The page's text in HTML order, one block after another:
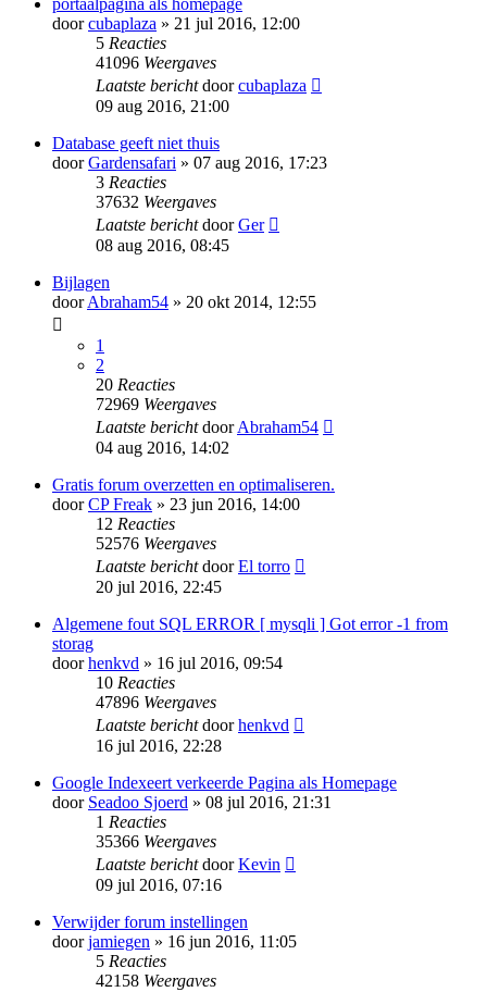
portaalpagina als homepage
doorcubaplaza » 21 jul 2016, 12:00
5 Reacties
41096 Weergaves
Laatste berichtdoorcubaplaza
09 aug 2016, 21:00
Database geeft niet thuis
doorGardensafari » 07 aug 2016, 17:23
3 Reacties
37632 Weergaves
Laatste berichtdoorGer
08 aug 2016, 08:45
Bijlagen
doorAbraham54 » 20 okt 2014, 12:55
1
2
20 Reacties
72969 Weergaves
Laatste berichtdoorAbraham54
04 aug 2016, 14:02
Gratis forum overzetten en optimaliseren.
doorCP Freak » 23 jun 2016, 14:00
12 Reacties
52576 Weergaves
Laatste berichtdoorEl torro
20 jul 2016, 22:45
Algemene fout SQL ERROR [ mysqli ] Got error -1 from
storag
doorhenkvd » 16 jul 2016, 09:54
10 Reacties
47896 Weergaves
Laatste berichtdoorhenkvd
16 jul 2016, 22:28
Google Indexeert verkeerde Pagina als Homepage
door Seadoo Sjoerd » 08 jul 2016, 21:31
1 Reacties
35366 Weergaves
Laatste berichtdoorKevin
09 jul 2016, 07:16
Verwijder forum instellingen
doorjamiegen » 16 jun 2016, 11:05
5 Reacties
42158 Weergaves